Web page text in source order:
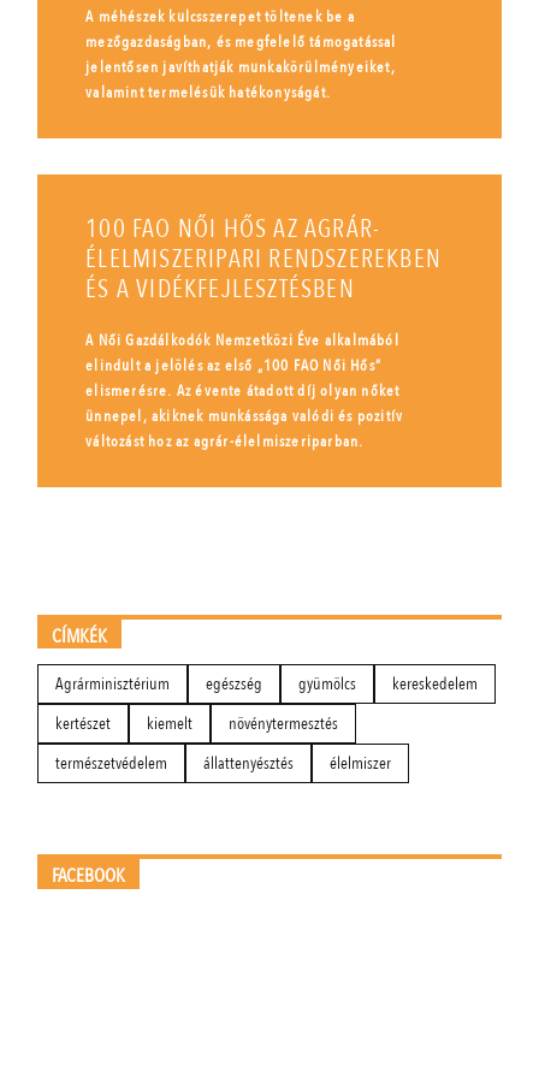
A méhészek kulcsszerepet töltenek be a
mezőgazdaságban, és megfelelő támogatással
jelentősen javíthatják munkakörülményeiket,
valamint termelésük hatékonyságát.
100 FAO NŐI HŐS AZ AGRÁR-
ÉLELMISZERIPARI RENDSZEREKBEN
ÉS A VIDÉKFEJLESZTÉSBEN
A Női Gazdálkodók Nemzetközi Éve alkalmából
elindult a jelölés az első „100 FAO Női Hős”
elismerésre. Az évente átadott díj olyan nőket
ünnepel, akiknek munkássága valódi és pozitív
változást hoz az agrár-élelmiszeriparban.
CÍMKÉK
Agrárminisztérium egészség gyümölcs
kereskedelem
kertészet
kiemelt
növénytermesztés
természetvédelem
állattenyésztés élelmiszer
FACEBOOK